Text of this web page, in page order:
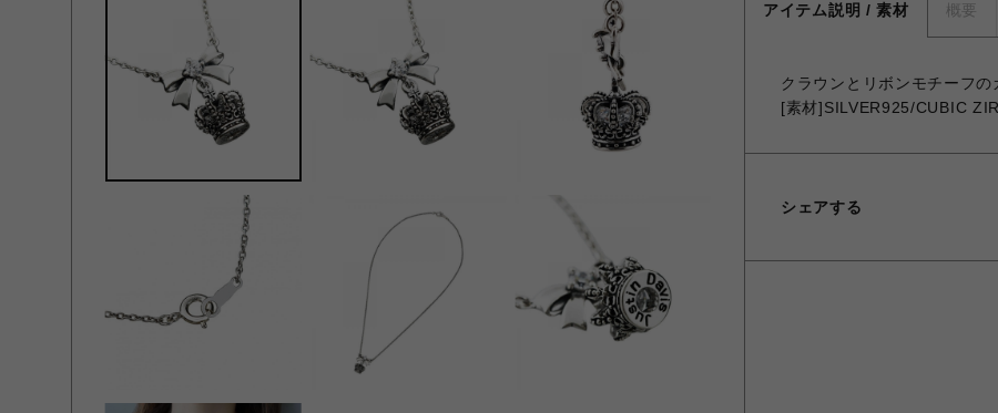
アイテム説明 / 素材 概要
クラウンとリボンモチーフの
[素材]SILVER925/CUBIC
シェアする